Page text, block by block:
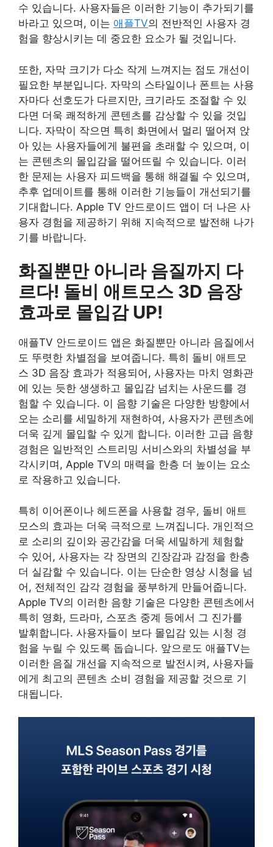
수 있습니다. 사용자들은 이러한 기능이 추가되기를
바라고 있으며, 이는 애플TV의 전반적인 사용자 경
험을 향상시키는 데 중요한 요소가 될 것입니다.
또한, 자막 크기가 다소 작게 느껴지는 점도 개선이
필요한 부분입니다. 자막의 스타일이나 폰트는 사용
자마다 선호도가 다르지만, 크기라도 조절할 수 있
다면 더욱 쾌적하게 콘텐츠를 감상할 수 있을 것입
니다. 자막이 작으면 특히 화면에서 멀리 떨어져 앉
아 있는 사용자들에게 불편을 초래할 수 있으며, 이
는 콘텐츠의 몰입감을 떨어뜨릴 수 있습니다. 이러
한 문제는 사용자 피드백을 통해 해결될 수 있으며,
추후 업데이트를 통해 이러한 기능들이 개선되기를
기대합니다. Apple TV 안드로이드 앱이 더 나은 사
용자 경험을 제공하기 위해 지속적으로 발전해 나가
기를 바랍니다.
화질뿐만 아니라 음질까지 다
르다! 돌비 애트모스 3D 음장
효과로 몰입감 UP!
애플TV 안드로이드 앱은 화질뿐만 아니라 음질에서
도 뚜렷한 차별점을 보여줍니다. 특히 돌비 애트모
스 3D 음장 효과가 적용되어, 사용자는 마치 영화관
에 있는 듯한 생생하고 몰입감 넘치는 사운드를 경
험할 수 있습니다. 이 음향 기술은 다양한 방향에서
오는 소리를 세밀하게 재현하여, 사용자가 콘텐츠에
더욱 깊게 몰입할 수 있게 합니다. 이러한 고급 음향
경험은 일반적인 스트리밍 서비스와의 차별성을 부
각시키며, Apple TV의 매력을 한층 더 높이는 요소
로 작용하고 있습니다.
특히 이어폰이나 헤드폰을 사용할 경우, 돌비 애트
모스의 효과는 더욱 극적으로 느껴집니다. 개인적으
로 소리의 깊이와 공간감을 더욱 세밀하게 체험할
수 있어, 사용자는 각 장면의 긴장감과 감정을 한층
더 실감할 수 있습니다. 이는 단순한 영상 시청을 넘
어, 전체적인 감각 경험을 풍부하게 만들어줍니다.
Apple TV의 이러한 음향 기술은 다양한 콘텐츠에서
특히 영화, 드라마, 스포츠 중계 등에서 그 진가를
발휘합니다. 사용자들이 보다 몰입감 있는 시청 경
험을 누릴 수 있도록 돕습니다. 앞으로도 애플TV는
이러한 음질 개선을 지속적으로 발전시켜, 사용자들
에게 최고의 콘텐츠 소비 경험을 제공할 것으로 기
대됩니다.